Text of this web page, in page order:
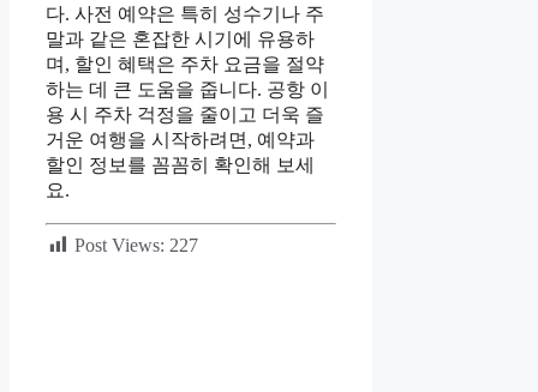
다. 사전 예약은 특히 성수기나 주
말과 같은 혼잡한 시기에 유용하
며, 할인 혜택은 주차 요금을 절약
하는 데 큰 도움을 줍니다. 공항 이
용 시 주차 걱정을 줄이고 더욱 즐
거운 여행을 시작하려면, 예약과
할인 정보를 꼼꼼히 확인해 보세
요.
Post Views: 227